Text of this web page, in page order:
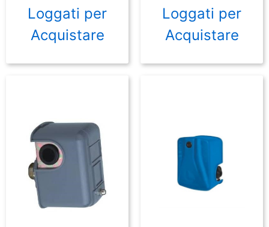
Loggati per
Acquistare
Loggati per
Acquistare